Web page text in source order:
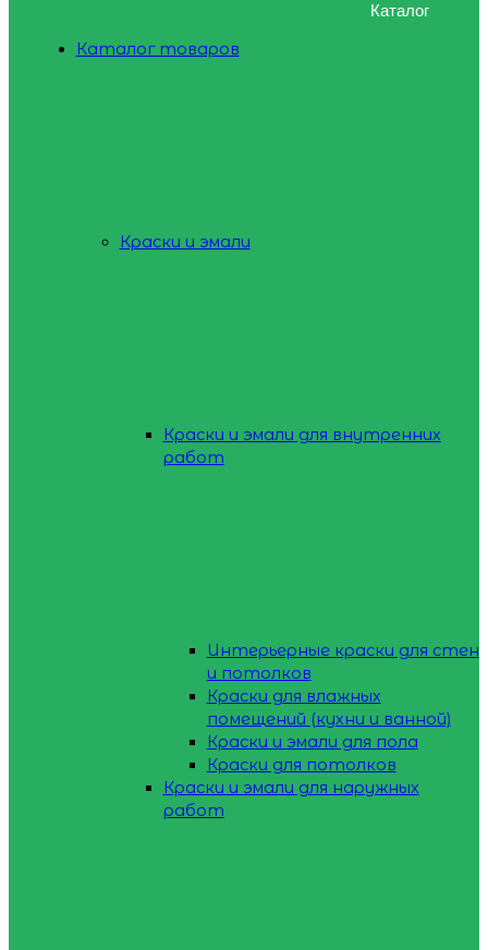
Каталог
Каталог товаров
Краски и эмали
Краски и эмали для внутренних
работ
Интерьерные краски для стен
и потолков
Краски для влажных
помещений (кухни и ванной)
Краски и эмали для пола
Краски для потолков
Краски и эмали для наружных
работ